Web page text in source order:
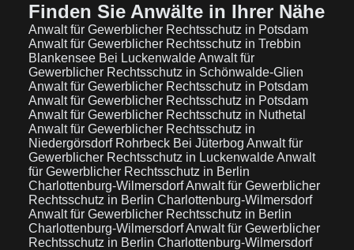
Finden Sie Anwälte in Ihrer Nähe
Anwalt für Gewerblicher Rechtsschutz in Potsdam
Anwalt für Gewerblicher Rechtsschutz in Trebbin
Blankensee Bei LuckenwaldeAnwalt für
Gewerblicher Rechtsschutz in Schönwalde-Glien
Anwalt für Gewerblicher Rechtsschutz in Potsdam
Anwalt für Gewerblicher Rechtsschutz in Potsdam
Anwalt für Gewerblicher Rechtsschutz in Nuthetal
Anwalt für Gewerblicher Rechtsschutz in
Niedergörsdorf Rohrbeck Bei Jüterbog Anwalt für
Gewerblicher Rechtsschutz in LuckenwaldeAnwalt
für Gewerblicher Rechtsschutz in Berlin
Charlottenburg-WilmersdorfAnwalt für Gewerblicher
Rechtsschutz in Berlin Charlottenburg-Wilmersdorf
Anwalt für Gewerblicher Rechtsschutz in Berlin
Charlottenburg-WilmersdorfAnwalt für Gewerblicher
Rechtsschutz in Berlin Charlottenburg-Wilmersdorf